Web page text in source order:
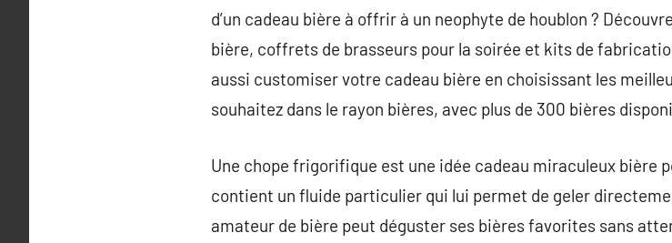
d’un cadeau bière à offrir à un neophyte de houblon ?
bière, coffrets de brasseurs pour la soirée et kits de
aussi customiser votre cadeau bière en choisissant les
souhaitez dans le rayon bières, avec plus de 300 bières
Une chope frigorifique est une idée cadeau miraculeux bière
contient un fluide particulier qui lui permet de geler
amateur de bière peut déguster ses bières favorites sans